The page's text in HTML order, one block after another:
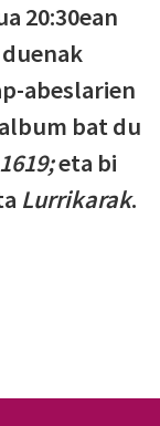
20:30ean
abeslarien
bat du
eta bi
Lurrikarak.